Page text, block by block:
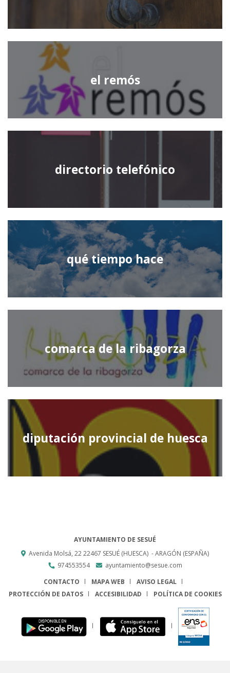
el remós
directorio telefónico
qué tiempo hace
comarca de la ribagorza
diputación provincial de huesca
AYUNTAMIENTO DE SESUÉ
Avenida Molsá, 2222467 SESUÉ (HUESCA) - ARAGÓN (ESPAÑA)
974553554
ayuntamiento@sesue.com
CONTACTO
MAPA WEB
AVISO LEGAL
PROTECCIÓN DE DATOS
ACCESIBILIDAD POLÍTICA DE COOKIES